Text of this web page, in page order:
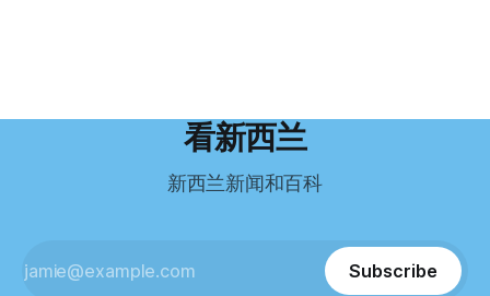
所需的英语门槛。 De Guzman选择了另一项考试——
Pearson Test of English，最终成绩是45分，而申请要求是58
纽币，员工索赔金额仍在核算中。 整体债务规模，已经逼近
这导致公司财务记录尚未完全掌握，资产处置是否合理仍待核
在核查资产出售是否符合市
看新西兰
新西兰新闻和百科
Subscribe